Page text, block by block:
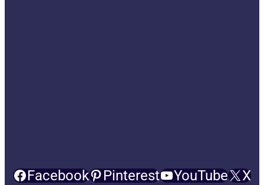
Facebook Pinterest YouTube X